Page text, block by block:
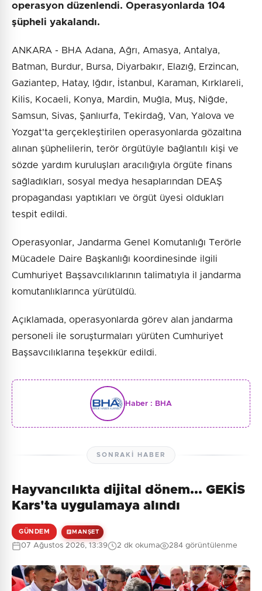
operasyon düzenlendi. Operasyonlarda 104
şüpheli yakalandı.
ANKARA - BHA Adana, Ağrı, Amasya, Antalya,
Batman, Burdur, Bursa, Diyarbakır, Elazığ, Erzincan,
Gaziantep, Hatay, Iğdır, İstanbul, Karaman, Kırklareli,
Kilis, Kocaeli, Konya, Mardin, Muğla, Muş, Niğde,
Samsun, Sivas, Şanlıurfa, Tekirdağ, Van, Yalova ve
Yozgat'ta gerçekleştirilen operasyonlarda gözaltına
alınan şüphelilerin, terör örgütüyle bağlantılı kişi ve
sözde yardım kuruluşları aracılığıyla örgüte finans
sağladıkları, sosyal medya hesaplarından DEAŞ
propagandası yaptıkları ve örgüt üyesi oldukları
tespit edildi.
Operasyonlar, Jandarma Genel Komutanlığı Terörle
Mücadele Daire Başkanlığı koordinesinde ilgili
Cumhuriyet Başsavcılıklarının talimatıyla il jandarma
komutanlıklarınca yürütüldü.
Açıklamada, operasyonlarda görev alan jandarma
personeli ile soruşturmaları yürüten Cumhuriyet
Başsavcılıklarına teşekkür edildi.
Haber : BHA
SONRAKI HABER
Hayvancılıkta dijital dönem... GEKİS
Kars'ta uygulamaya alındı
GÜNDEM MANŞET
07 Ağustos 2026, 13:39 2 dk okuma 284 görüntülenme